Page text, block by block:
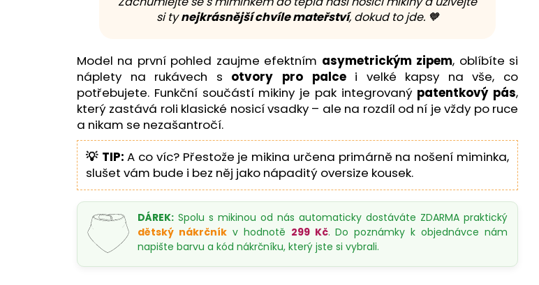
si tynejkrásnější chvíle mateřství, dokud to jde. 🧡
Model na první pohled zaujme efektním asymetrickým zipem, oblíbíte si
náplety na rukávech s otvory pro palcei velké kapsy na vše, co
potřebujete. Funkční součástí mikiny je pak integrovaný patentkový pás,
který zastává roli klasické nosicí vsadky – ale na rozdíl od ní je vždy po ruce
a nikam se nezašantročí.
💡 TIP: A co víc? Přestože je mikina určena primárně na nošení miminka,
slušet vám bude i bez něj jako nápaditý oversize kousek.
DÁREK: Spolu s mikinou od nás automaticky dostáváte ZDARMA praktický
dětský nákrčníkv hodnotě 299 Kč. Do poznámky k objednávce nám
napište barvu a kód nákrčníku, který jste si vybrali.